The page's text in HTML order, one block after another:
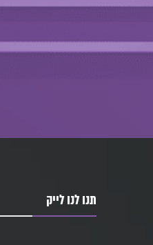
תנו לנו לייק